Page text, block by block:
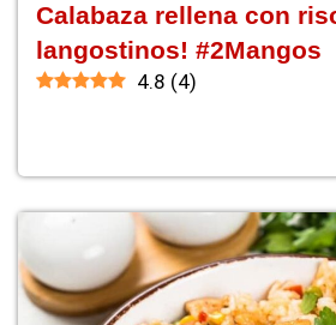
Calabaza rellena con
langostinos! #2Mangos
4.8 (4)